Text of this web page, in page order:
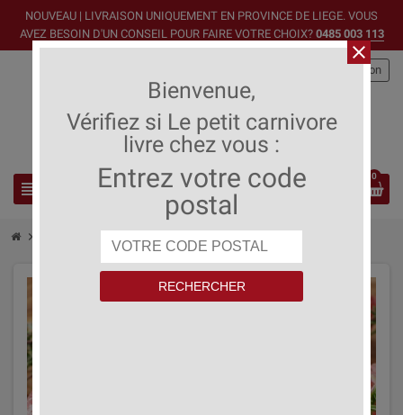
NOUVEAU | LIVRAISON UNIQUEMENT EN PROVINCE DE LIEGE. VOUS
AVEZ BESOIN D'UN CONSEIL POUR FAIRE VOTRE CHOIX? 0485 003 113
view_headline search
Connexion
0
chevron_right
close
Bienvenue,
Vérifiez si Le petit carnivore
livre chez vous :
Entrez votre code
postal